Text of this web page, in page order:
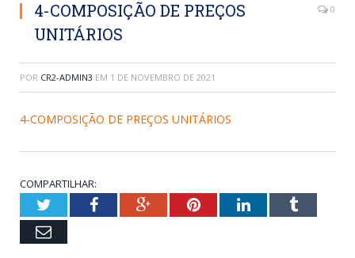
4-COMPOSIÇÃO DE PREÇOS
UNITÁRIOS
0
POR CR2-ADMIN3 EM 1 DE NOVEMBRO DE 2021
4-COMPOSIÇÃO DE PREÇOS UNITÁRIOS
COMPARTILHAR:
TwitterFacebookGoogle+PinterestLinkedInTumblr
Email